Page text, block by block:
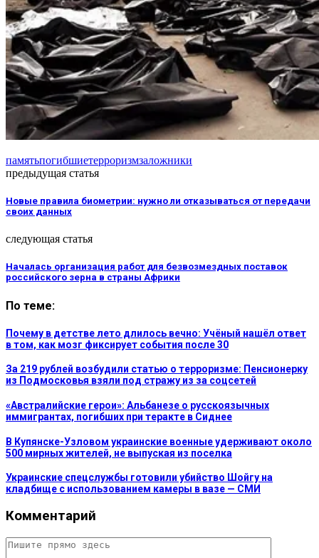
памятьпогибшиетерроризмзаложники
предыдущая статья
Новые правила биометрии: нужно ли отказываться от передачи
своих данных
следующая статья
Началась организация работ для безвозмездных поставок
российского зерна в страны Африки
По теме:
Почему в детстве лето длилось вечно: Учёный нашёл ответ
в том, как мозг фиксирует события после 30
За 219 рублей возбудили статью о терроризме: Пенсионерку
из Подмосковья взяли под стражу из за соцсетей
«Австралийские герои»: Альбанезе о русскоязычных
иммигрантах, погибших при теракте в Сиднее
В Купянске-Узловом украинские военные удерживают около
500 мирных жителей, не выпуская из поселка
Украинские спецслужбы готовили убийство Шойгу на
кладбище с использованием камеры в вазе — СМИ
Комментарий